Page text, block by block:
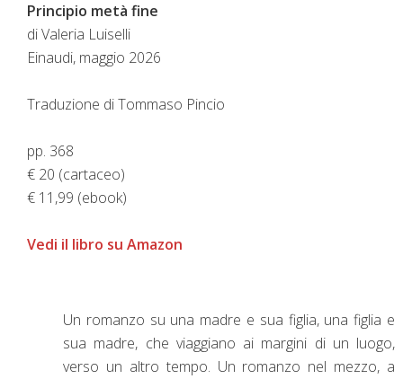
Principio metà fine
di Valeria Luiselli
Einaudi, maggio 2026
Traduzione di Tommaso Pincio
pp. 368
€ 20 (cartaceo)
€ 11,99 (ebook)
Vedi il libro su Amazon
Un romanzo su una madre e sua figlia, una figlia e
sua madre, che viaggiano ai margini di un luogo,
verso un altro tempo. Un romanzo nel mezzo, a